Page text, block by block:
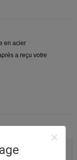
en acier
a reçu votre